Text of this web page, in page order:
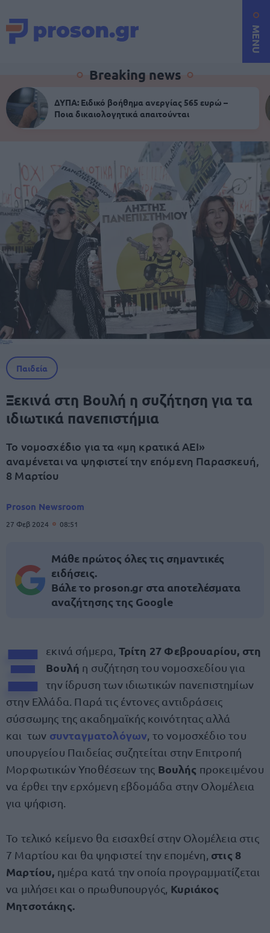
MENU
Breaking news
ΔΥΠΑ: Ειδικό βοήθημα ανεργίας 565 ευρώ –
Ποια δικαιολογητικά απαιτούνται
Παιδεία
Ξεκινά στη Βουλή η συζήτηση για τα
ιδιωτικά πανεπιστήμια
Το νομοσχέδιο για τα «μη κρατικά ΑΕΙ»
αναμένεται να ψηφιστεί την επόμενη Παρασκευή,
8 Μαρτίου
Proson Newsroom
27 Φεβ 2024 08:51
Μάθε πρώτος όλες τις σημαντικές
ειδήσεις.
Βάλε το proson.gr στα αποτελέσματα
αναζήτησης της Google
Ξ εκινά σήμερα, Τρίτη 27 Φεβρουαρίου, στη
Βουλή η συζήτηση του νομοσχεδίου για
την ίδρυση των ιδιωτικών πανεπιστημίων
στην Ελλάδα. Παρά τις έντονες αντιδράσεις
σύσσωμης της ακαδημαϊκής κοινότητας αλλά
και των συνταγματολόγων , το νομοσχέδιο του
υπουργείου Παιδείας συζητείται στην Επιτροπή
Μορφωτικών Υποθέσεων της Βουλής προκειμένου
να έρθει την ερχόμενη εβδομάδα στην Ολομέλεια
για ψήφιση.
Το τελικό κείμενο θα εισαχθεί στην Ολομέλεια στις
7 Μαρτίου και θα ψηφιστεί την επομένη, στις 8
Μαρτίου, ημέρα κατά την οποία προγραμματίζεται
να μιλήσει και ο πρωθυπουργός, Κυριάκος
Μητσοτάκης.